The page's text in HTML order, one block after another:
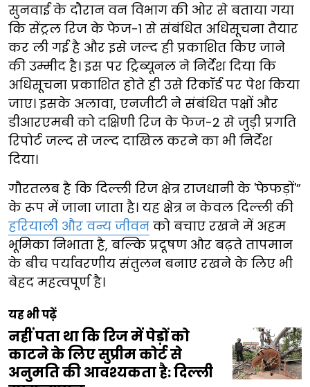
सुनवाई के दौरान वन विभाग की ओर से बताया गया
कि सेंट्रल रिज के फेज-1 से संबंधित अधिसूचना तैयार
कर ली गई है और इसे जल्द ही प्रकाशित किए जाने
की उम्मीद है। इस पर ट्रिब्यूनल ने निर्देश दिया कि
अधिसूचना प्रकाशित होते ही उसे रिकॉर्ड पर पेश किया
जाए। इसके अलावा, एनजीटी ने संबंधित पक्षों और
डीआरएमबी को दक्षिणी रिज के फेज-2 से जुड़ी प्रगति
रिपोर्ट जल्द से जल्द दाखिल करने का भी निर्देश
दिया।
गौरतलब है कि दिल्ली रिज क्षेत्र राजधानी के 'फेफड़ों'”
के रूप में जाना जाता है। यह क्षेत्र न केवल दिल्ली की
हरियाली और वन्य जीवन को बचाए रखने में अहम
भूमिका निभाता है, बल्कि प्रदूषण और बढ़ते तापमान
के बीच पर्यावरणीय संतुलन बनाए रखने के लिए भी
बेहद महत्वपूर्ण है।
यह भी पढ़ें
नहीं पता था कि रिज में पेड़ों को
काटने के लिए सुप्रीम कोर्ट से
अनुमति की आवश्यकता है: दिल्ली